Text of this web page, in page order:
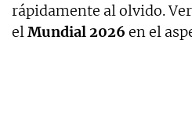
rápidamente al olvido.
elMundial 2026 en el